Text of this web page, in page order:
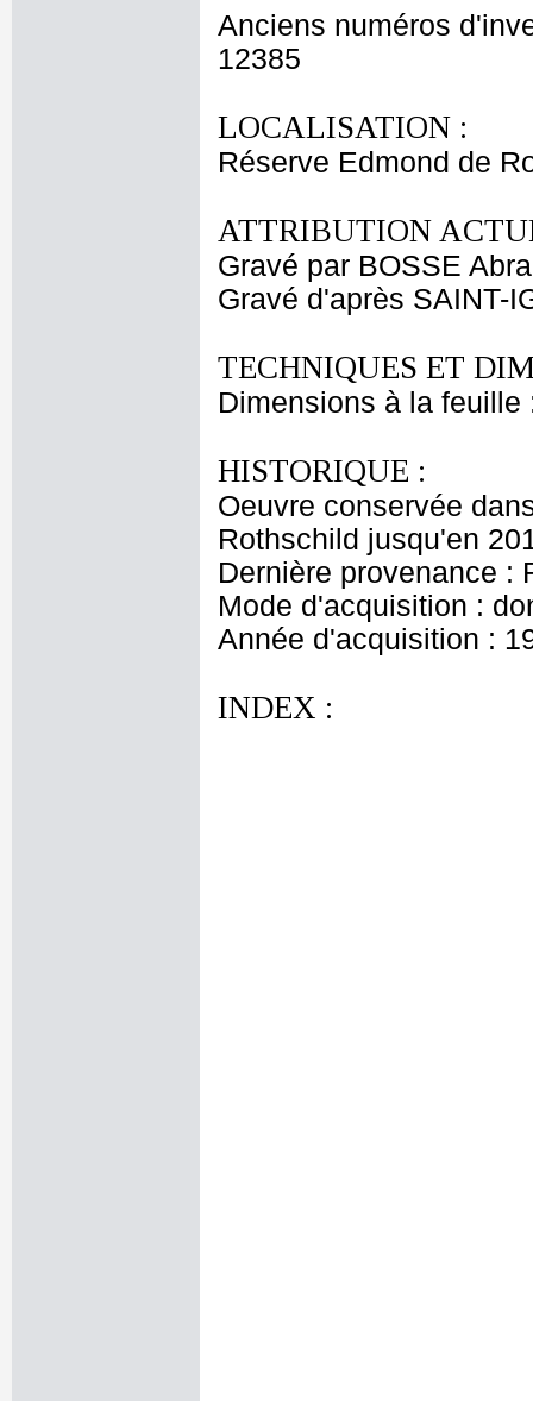
Anciens numéros
12385
LOCALISATION :
Réserve Edmond de
ATTRIBUTION
Gravé par BOSSE
Gravé d'après SAINT-
TECHNIQUES ET
Dimensions à la
HISTORIQUE :
Oeuvre conservée
Rothschild jusqu'en
Dernière provenance :
Mode d'acquisition :
Année d'acquisition :
INDEX :